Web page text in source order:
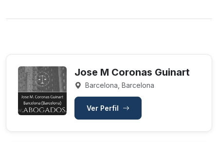
Jose M Coronas Guinart
Barcelona, Barcelona
Ver Perfil